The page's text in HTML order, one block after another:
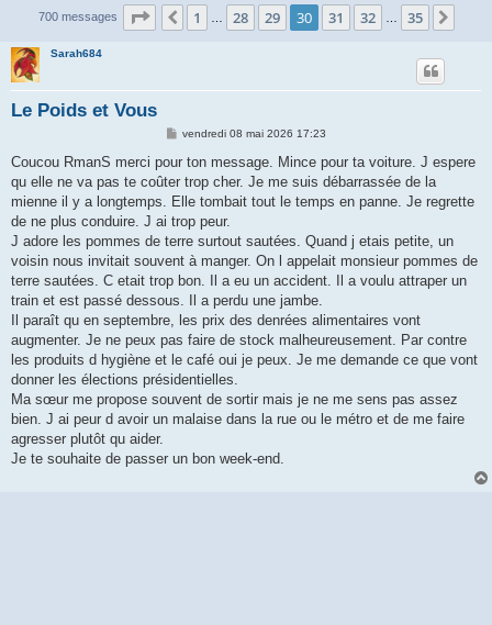
700 messages Page 30 sur 35
Précédente
1 28 29 30 31 32 35
Sarah684
Le Poids et Vous
M
s
a
g
vendredi 08 mai 2026 17:23
Coucou RmanS merci pour ton message. Mince pour ta voiture. J espere
qu elle ne va pas te coûter trop cher. Je me suis débarrassée de la
mienne il y a longtemps. Elle tombait tout le temps en panne. Je regrette
de ne plus conduire. J ai trop peur.
J adore les pommes de terre surtout sautées. Quand j etais petite, un
voisin nous invitait souvent à manger. On l appelait monsieur pommes de
terre sautées. C etait trop bon. Il a eu un accident. Il a voulu attraper un
train et est passé dessous. Il a perdu une jambe.
Il paraît qu en septembre, les prix des denrées alimentaires vont
augmenter. Je ne peux pas faire de stock malheureusement. Par contre
les produits d hygiène et le café oui je peux. Je me demande ce que vont
donner les élections présidentielles.
Ma sœur me propose souvent de sortir mais je ne me sens pas assez
bien. J ai peur d avoir un malaise dans la rue ou le métro et de me faire
agresser plutôt qu aider.
Je te souhaite de passer un bon week-end.